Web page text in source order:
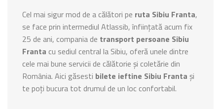
Cel mai sigur mod de a călători pe ruta Sibiu Franta,
se face prin intermediul Atlassib, înființată acum fix
25 de ani, compania de transport persoane Sibiu
Franta cu sediul central la Sibiu, oferă unele dintre
cele mai bune servicii de călătorie și coletărie din
România. Aici găsesti bilete ieftine Sibiu Franta și
te poți bucura tot drumul de un loc confortabil.